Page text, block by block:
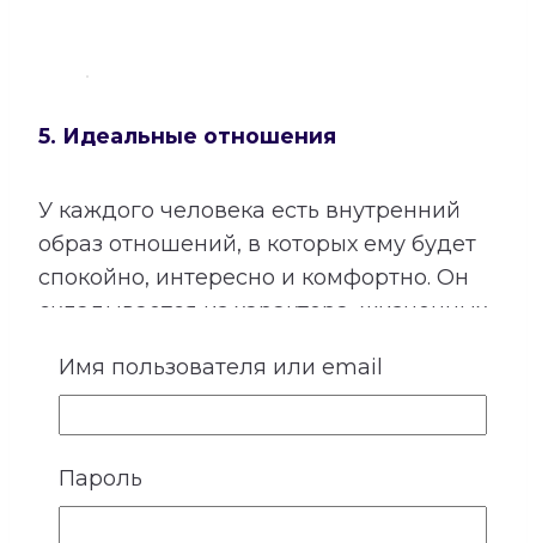
5. Идеальные отношения
У каждого человека есть внутренний
образ отношений, в которых ему будет
спокойно, интересно и комфортно. Он
складывается из характера, жизненных
представлений о подходящем
реальным человеком рядом.
Имя пользователя или email
Пароль